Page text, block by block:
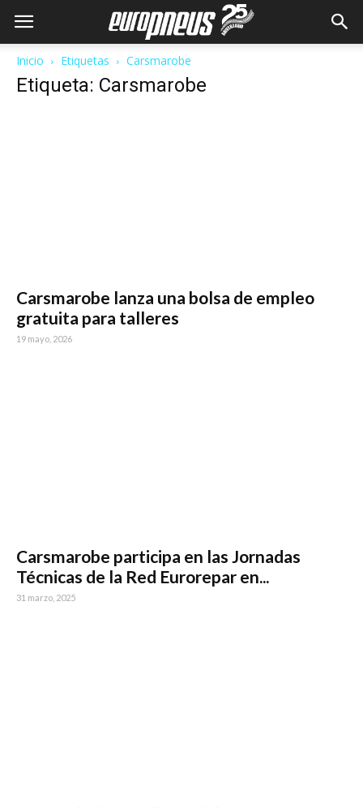
Inicio Etiquetas Carsmarobe
Etiqueta: Carsmarobe
Carsmarobe lanza una bolsa de empleo
gratuita para talleres
19 mayo, 2026
Carsmarobe participa en las Jornadas
Técnicas de la Red Eurorepar en...
31 marzo, 2025